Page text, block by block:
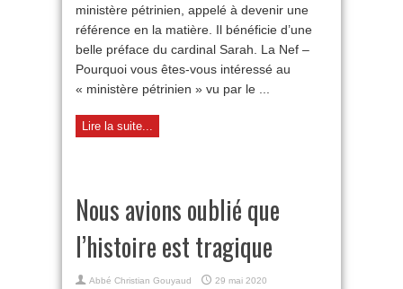
ministère pétrinien, appelé à devenir une
référence en la matière. Il bénéficie d’une
belle préface du cardinal Sarah. La Nef –
Pourquoi vous êtes-vous intéressé au
« ministère pétrinien » vu par le ...
Lire la suite...
Nous avions oublié que
l’histoire est tragique
Abbé Christian Gouyaud
29 mai 2020